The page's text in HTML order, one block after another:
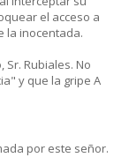
el acceso a
la inocentada.
Rubiales. No
y que la gripe A
por este señor.